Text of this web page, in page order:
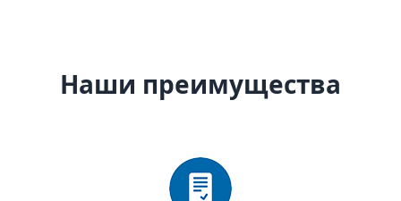
Наши преимущества